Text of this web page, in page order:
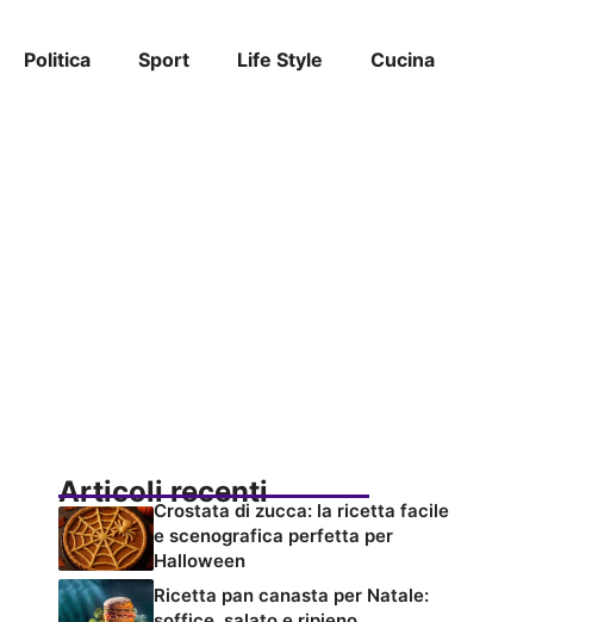
Politica Sport Life Style Cucina
Articoli recenti
Crostata di zucca: la ricetta facile
e scenografica perfetta per
Halloween
Ricetta pan canasta per Natale: